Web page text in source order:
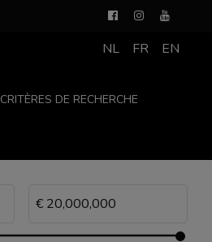
CRITÈRES DE RECHERCHE
NL FR EN